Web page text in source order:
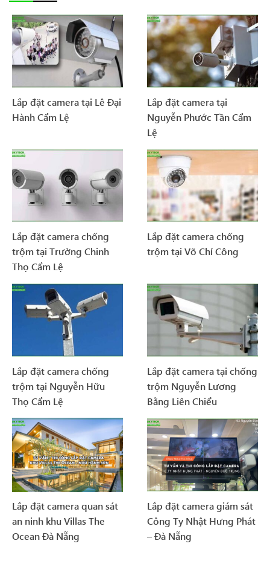
Lắp đặt camera tại Lê Đại
Hành Cẩm Lệ
Lắp đặt camera tại
Nguyễn Phước Tần Cẩm
Lệ
Lắp đặt camera chống
trộm tại Trường Chinh
Thọ Cẩm Lệ
Lắp đặt camera chống
trộm tại Võ Chí Công
Lắp đặt camera chống
trộm tại Nguyễn Hữu
Thọ Cẩm Lệ
Lắp đặt camera tại chống
trộm Nguyễn Lương
Bằng Liên Chiểu
Lắp đặt camera quan sát
an ninh khu Villas The
Ocean Đà Nẵng
Lắp đặt camera giám sát
Công Ty Nhật Hưng Phát
– Đà Nẵng